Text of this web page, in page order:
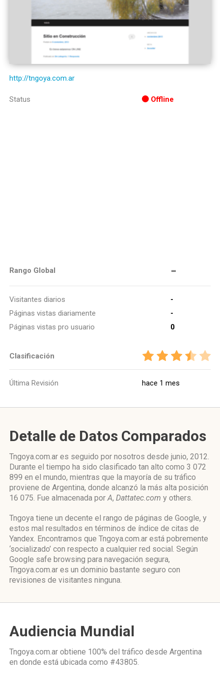
http://tngoya.com.ar
Status Offline
Rango Global -
Visitantes diarios
-
Páginas vistas diariamente
-
Páginas vistas pro usuario
0
Clasificación
Última Revisión hace 1 mes
Detalle de Datos Comparados
Tngoya.com.ar es seguido por nosotros desde junio, 2012.
Durante el tiempo ha sido clasificado tan alto como 3 072
899 en el mundo, mientras que la mayoría de su tráfico
proviene de Argentina, donde alcanzó la más alta posición
16 075. Fue almacenada porA, Dattatec.com y others.
Tngoya tiene un decente el rango de páginas de Google, y
estos mal resultados en términos de índice de citas de
Yandex. Encontramos que Tngoya.com.ar está pobremente
‘socializado’ con respecto a cualquier red social. Según
Google safe browsing para navegación segura,
Tngoya.com.ar es un dominio bastante seguro con
revisiones de visitantes ninguna.
Audiencia Mundial
Tngoya.com.ar obtiene 100% del tráfico desde Argentina
en donde está ubicada como #43805.